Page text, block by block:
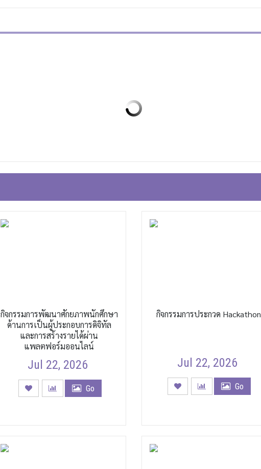
กิจกรรมการพัฒนาศักยภาพนักศึกษา
ด้านการเป็นผู้ประกอบการดิจิทัล
และการสร้างรายได้ผ่าน
แพลตฟอร์มออนไลน์
Jul 22, 2026
Go
กิจกรรมการประกวด Hackathon
Jul 22, 2026
Go